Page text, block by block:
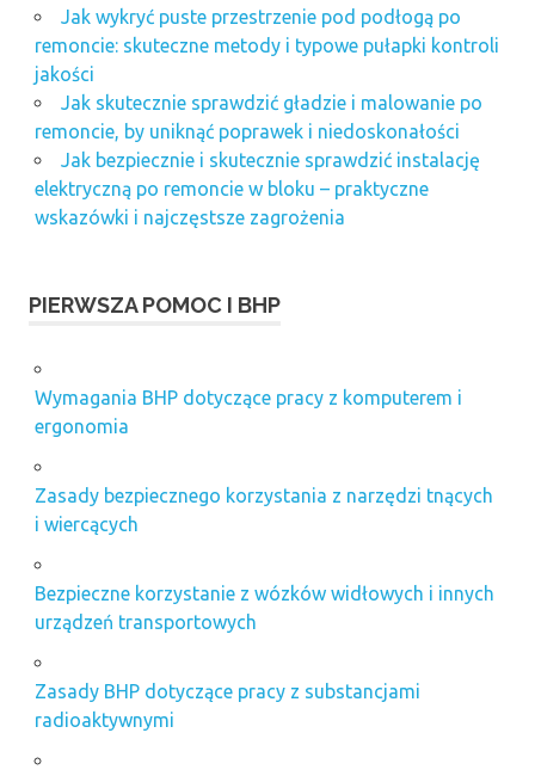
Jak wykryć puste przestrzenie pod podłogą po
remoncie: skuteczne metody i typowe pułapki kontroli
jakości
Jak skutecznie sprawdzić gładzie i malowanie po
remoncie, by uniknąć poprawek i niedoskonałości
Jak bezpiecznie i skutecznie sprawdzić instalację
elektryczną po remoncie w bloku – praktyczne
wskazówki i najczęstsze zagrożenia
PIERWSZA POMOC I BHP
Wymagania BHP dotyczące pracy z komputerem i
ergonomia
Zasady bezpiecznego korzystania z narzędzi tnących
i wiercących
Bezpieczne korzystanie z wózków widłowych i innych
urządzeń transportowych
Zasady BHP dotyczące pracy z substancjami
radioaktywnymi